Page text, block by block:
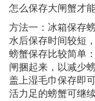
怎么保存大闸蟹才
方法一：冰箱保存
水后保存时间较短
螃蟹保存比较简单
闸捆起来，以减少
盖上湿毛巾保存即
活力足的螃蟹可继续